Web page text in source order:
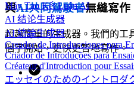
Máy Tạo Kết Luận AI
AI 结论生成器
AI 結論生成器
Creador de Introducciones para
Criador de Introduções para
Créateur d'Introduction pour
エッセイのためのイントロダ
與AI共同駕駛者無縫寫作
超越簡單的生成器。我們的工
個字開始，更快更智地寫作。